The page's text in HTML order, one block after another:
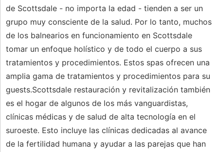
de Scottsdale - no importa la edad - tienden a ser un
grupo muy consciente de la salud. Por lo tanto, muchos
de los balnearios en funcionamiento en Scottsdale
tomar un enfoque holístico y de todo el cuerpo a sus
tratamientos y procedimientos. Estos spas ofrecen una
amplia gama de tratamientos y procedimientos para su
guests.Scottsdale restauración y revitalización también
es el hogar de algunos de los más vanguardistas,
clínicas médicas y de salud de alta tecnología en el
suroeste. Esto incluye las clínicas dedicadas al avance
de la fertilidad humana y ayudar a las parejas que han